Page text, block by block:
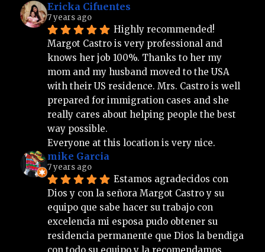
Ericka Cifuentes
7 years ago
Highly recommended!
Margot Castro is very professional and
knows her job 100%. Thanks to her my
mom and my husband moved to the USA
with their US residence. Mrs. Castro is well
prepared for immigration cases and she
really cares about helping people the best
way possible.
Everyone at this location is very nice.
mike Garcia
7 years ago
Estamos agradecidos con
Dios y con la señora Margot Castro y su
equipo que sabe hacer su trabajo con
excelencia mi esposa pudo obtener su
residencia permanente que Dios la bendiga